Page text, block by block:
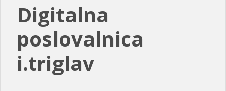
Digitalna
poslovalnica
i.triglav